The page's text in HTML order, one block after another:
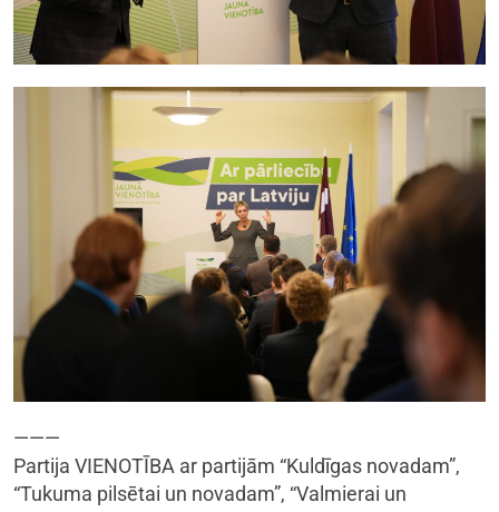
———
Partija VIENOTĪBA ar partijām “Kuldīgas novadam”,
“Tukuma pilsētai un novadam”, “Valmierai un